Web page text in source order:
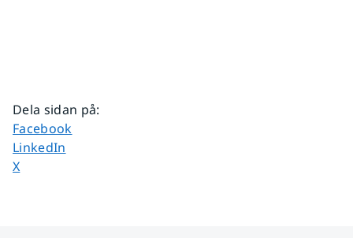
Dela sidan på:
Dela sidan på
Facebook
Dela sidan på
LinkedIn
Dela sidan på
X